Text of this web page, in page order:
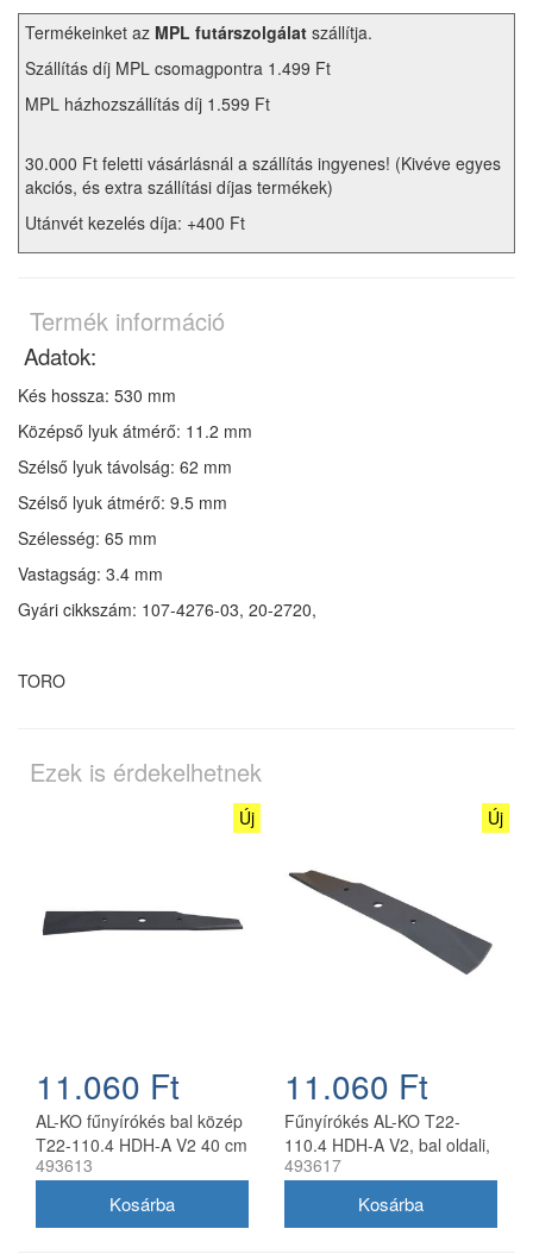
Termékeinket az MPL futárszolgálat szállítja.
Szállítás díj MPL csomagpontra 1.499 Ft
MPL házhozszállítás díj 1.599 Ft
30.000 Ft feletti vásárlásnál a szállítás ingyenes! (Kivéve egyes
akciós, és extra szállítási díjas termékek)
Utánvét kezelés díja: +400 Ft
Termék információ
Adatok:
Kés hossza: 530 mm
Középső lyuk átmérő: 11.2 mm
Szélső lyuk távolság: 62 mm
Szélső lyuk átmérő: 9.5 mm
Szélesség: 65 mm
Vastagság: 3.4 mm
Gyári cikkszám: 107-4276-03, 20-2720,
TORO
Ezek is érdekelhetnek
Új
11.060 Ft
AL-KO fűnyírókés bal közép
T22-110.4 HDH-A V2 40 cm
493613
Új
11.060 Ft
Fűnyírókés AL-KO T22-
110.4 HDH-A V2, bal oldali,
40 cm
493617